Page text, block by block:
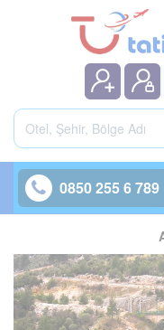
0850 255 6 789